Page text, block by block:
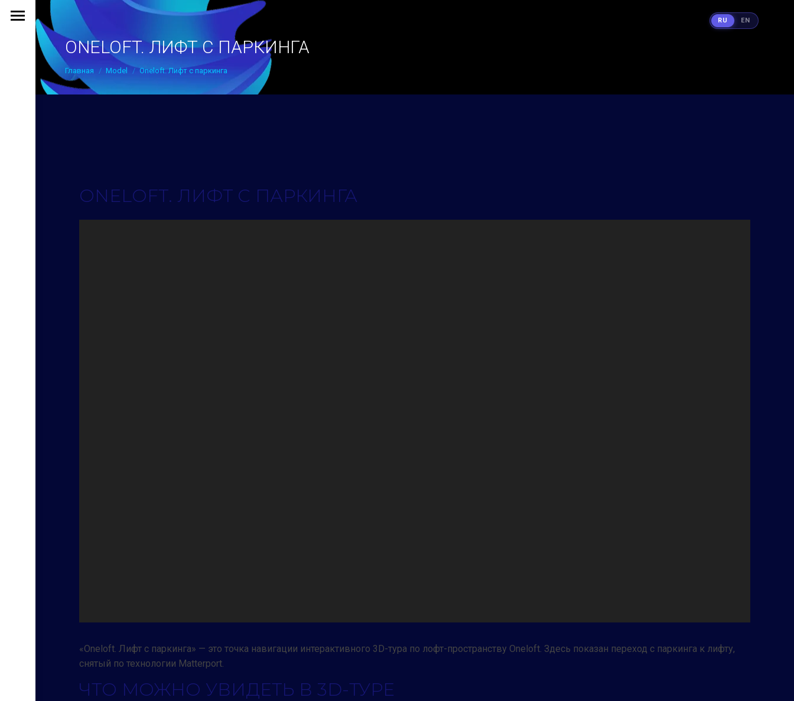
ONELOFT. ЛИФТ С ПАРКИНГА
Вы здесь:
Главная Model Oneloft. Лифт с паркинга
ONELOFT. ЛИФТ С ПАРКИНГА
«Oneloft. Лифт с паркинга» — это точка навигации интерактивного 3D-тура по лофт-пространству Oneloft. Здесь показан переход с паркинга к лифту,
снятый по технологии Matterport.
ЧТО МОЖНО УВИДЕТЬ В 3D-ТУРЕ
RU EN